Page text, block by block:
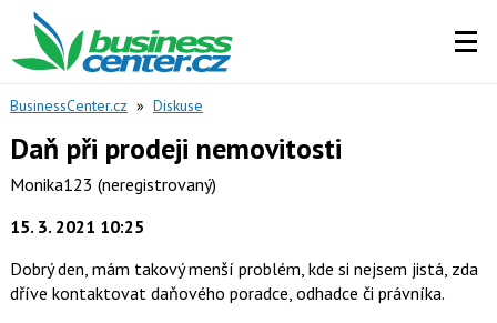
BusinessCenter.cz » Diskuse
Daň při prodeji nemovitosti
Monika123 (neregistrovaný)
15. 3. 2021 10:25
Dobrý den, mám takový menší problém, kde si nejsem jistá, zda
dříve kontaktovat daňového poradce, odhadce či právníka.